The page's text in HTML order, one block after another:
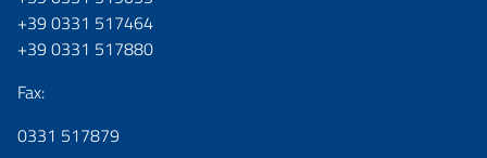
+39 0331 517464
+39 0331 517880
Fax:
0331 517879